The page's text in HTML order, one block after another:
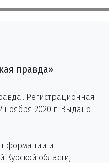
правда»
Регистрационная
ноября 2020 г. Выдано
и
области,